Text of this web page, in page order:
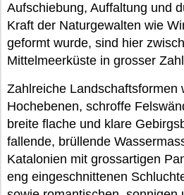
Aufschiebung, Auffaltung und
Kraft der Naturgewalten wie
geformt wurde, sind hier
Mittelmeerküste in grosser
Zahlreiche Landschaftsformen
Hochebenen, schroffe
breite flache und klare
fallende, brüllende
Katalonien mit grossartigen
eng eingeschnittenen